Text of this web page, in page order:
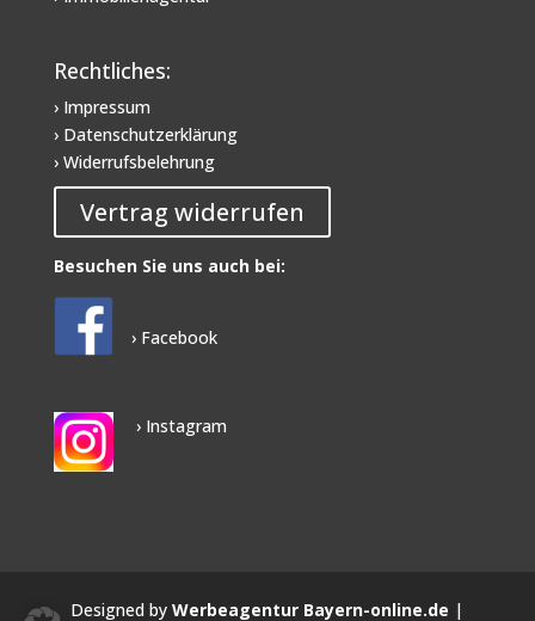
Rechtliches:
› Impressum
› Datenschutzerklärung
› Widerrufsbelehrung
Vertrag widerrufen
Besuchen Sie uns auch bei:
› Facebook
› Instagram
Designed byWerbeagentur Bayern-online.de |